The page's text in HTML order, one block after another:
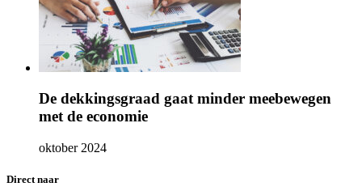
De dekkingsgraad gaat minder meebewegen
met de economie
oktober 2024
Direct naar